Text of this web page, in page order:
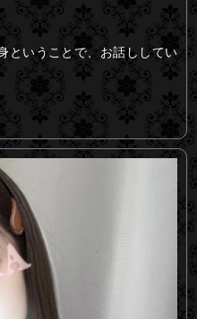
ということで、お話ししてい